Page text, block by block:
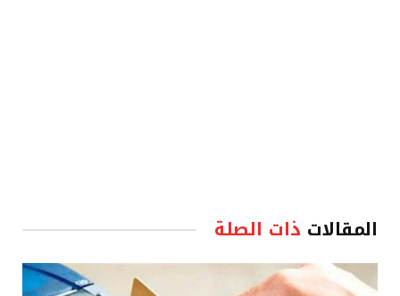
المقالات ذات الصلة